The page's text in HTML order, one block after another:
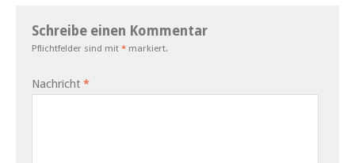
Schreibe einen Kommentar
Pflichtfelder sind mit * markiert.
Nachricht *